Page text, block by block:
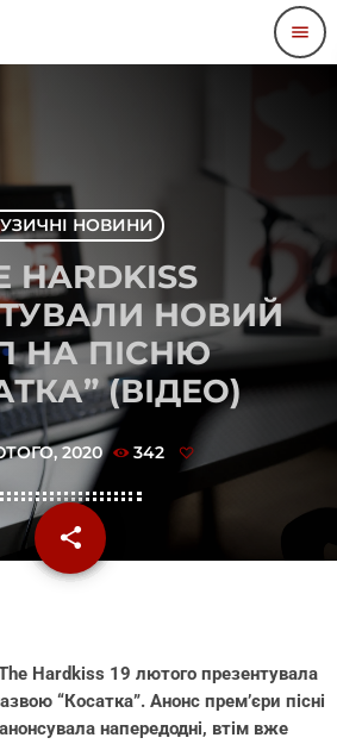
menu
НОВИНИ
HARDKISS
НОВИЙ
НА ПІСНЮ
(ВІДЕО)
2020 342
share
email
Hardkiss 19 лютого презентувала
“Косатка”. Анонс прем’єри пісні
напередодні, втім вже